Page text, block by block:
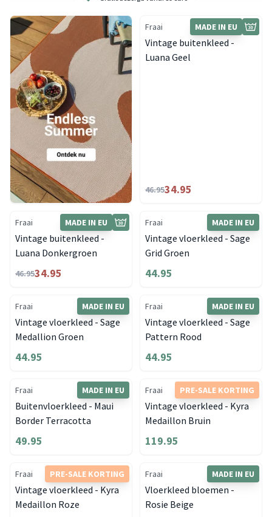
MADE IN EU
Fraai
Vintage buitenkleed -
Luana Geel
46.9534.95
MADE IN EU
Fraai
Vintage buitenkleed -
Luana Donkergroen
46.9534.95
MADE IN EU
Fraai
Vintage vloerkleed - Sage
Grid Groen
44.95
MADE IN EU
Fraai
Vintage vloerkleed - Sage
Medallion Groen
44.95
MADE IN EU
Fraai
Vintage vloerkleed - Sage
Pattern Rood
44.95
MADE IN EU
Fraai
Buitenvloerkleed - Maui
Border Terracotta
49.95
PRE-SALE KORTING
Fraai
Vintage vloerkleed - Kyra
Medaillon Bruin
119.95
PRE-SALE KORTING
Fraai
Vintage vloerkleed - Kyra
Medaillon Roze
MADE IN EU
Fraai
Vloerkleed bloemen -
Rosie Beige